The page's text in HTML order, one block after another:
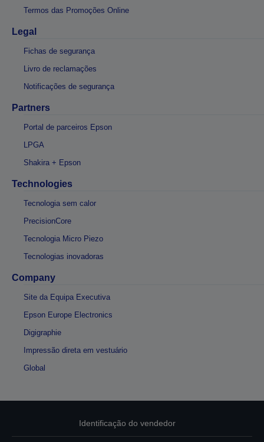
Termos das Promoções Online
Legal
Fichas de segurança
Livro de reclamações
Notificações de segurança
Partners
Portal de parceiros Epson
LPGA
Shakira + Epson
Technologies
Tecnologia sem calor
PrecisionCore
Tecnologia Micro Piezo
Tecnologias inovadoras
Company
Site da Equipa Executiva
Epson Europe Electronics
Digigraphie
Impressão direta em vestuário
Global
Identificação do vendedor